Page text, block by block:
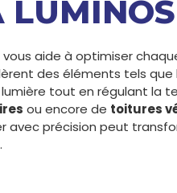
vous aide à optimiser
des éléments tels que
tout en régulant la
ou encore de toitures
avec précision peut